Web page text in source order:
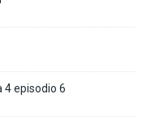
4 episodio 6